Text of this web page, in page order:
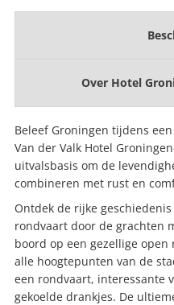
Over Hotel
Beleef Groningen tijdens
Van der Valk Hotel
uitvalsbasis om de
combineren met rust en
Ontdek de rijke
rondvaart door de grachten
boord op een gezellige
alle hoogtepunten van de
een rondvaart, interessante
gekoelde drankjes. De